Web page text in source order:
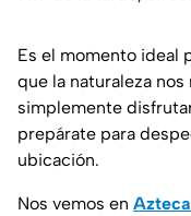
Es el momento ideal
que la naturaleza
simplemente
prepárate para
ubicación.
Nos vemos en